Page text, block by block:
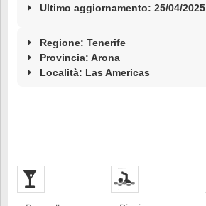
Ultimo aggiornamento: 25/04/2025
Regione: Tenerife
Provincia: Arona
Località: Las Americas